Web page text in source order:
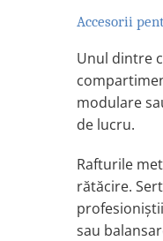
Seturi de Becuri Auto
Lampi de ceata
Lampi Gabarit LED
Lampi gabarit cu brat
Lampi interior, Plafoniere
Lampi LED auto dedicate
Accesorii
Unul dintre
modulare
de lucru.
Rafturile
rătăcire.
sau